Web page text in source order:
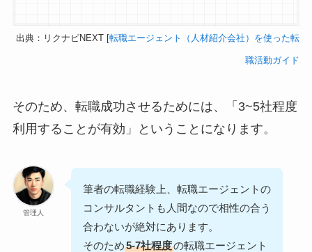
出典：リクナビNEXT [転職エージェント（人材紹介会社）を使った転
職活動ガイド
そのため、転職成功させるためには、「3~5社程度
利用することが有効」ということになります。
管理人
筆者の転職経験上、転職エージェントの
コンサルタントも人間なので相性の合う
合わないが絶対にあります。
そのため5-7社程度の転職エージェント